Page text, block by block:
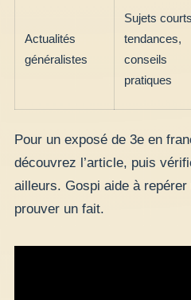
Actualités
généralistes
Sujets
tendances,
conseils
pratiques
Pour un exposé de 3e en
découvrez l’article, puis
ailleurs. Gospi aide à
prouver un fait.